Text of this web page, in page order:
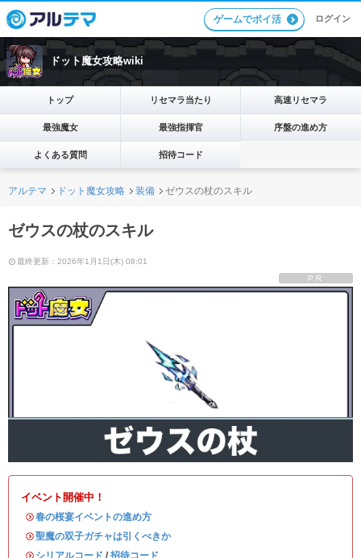
ゲームでポイ活 ログイン
ドット魔女攻略wiki
トップ リセマラ当たり 高速リセマラ
最強魔女 最強指揮官 序盤の進め方
よくある質問 招待コード
アルテマ ドット魔女攻略 装備 ゼウスの杖のスキル
ゼウスの杖のスキル
最終更新：2026年1月1日(木) 08:01
PR
イベント開催中！
・春の桜宴イベントの進め方
・聖魔の双子ガチャは引くべきか
・ シリアルコード / 招待コード